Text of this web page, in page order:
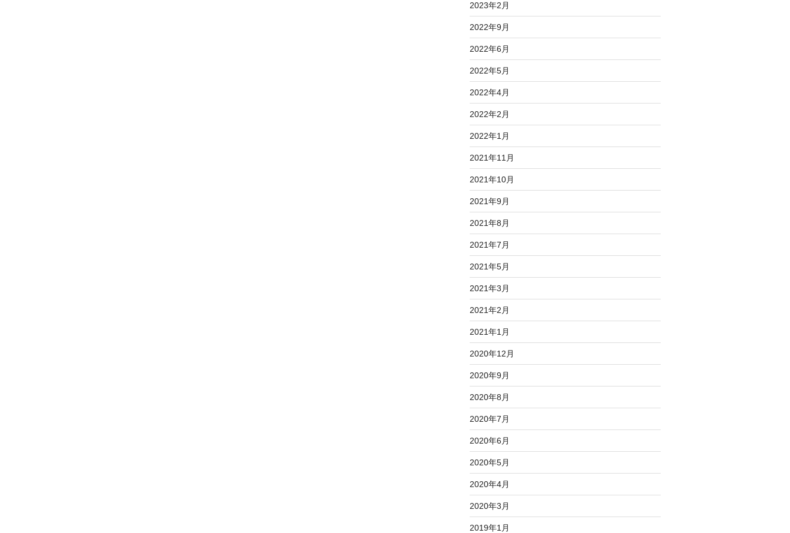
2023年2月
2022年9月
2022年6月
2022年5月
2022年4月
2022年2月
2022年1月
2021年11月
2021年10月
2021年9月
2021年8月
2021年7月
2021年5月
2021年3月
2021年2月
2021年1月
2020年12月
2020年9月
2020年8月
2020年7月
2020年6月
2020年5月
2020年4月
2020年3月
2019年1月